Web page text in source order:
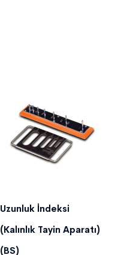
Uzunluk İndeksi
(Kalınlık Tayin Aparatı)
(BS)